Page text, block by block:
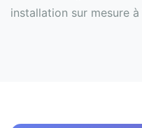
installation sur mesure